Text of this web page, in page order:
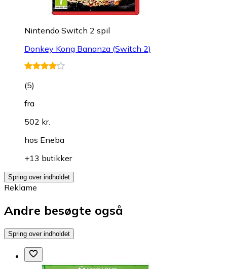
Nintendo Switch 2 spil
Donkey Kong Bananza (Switch 2)
(5)
fra
502 kr.
hos Eneba
+13 butikker
Spring over indholdet
Reklame
Andre besøgte også
Spring over indholdet